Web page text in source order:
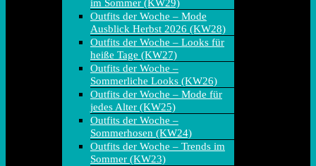
im Sommer (KW29)
Outfits der Woche – Mode
Ausblick Herbst 2026 (KW28)
Outfits der Woche – Looks für
heiße Tage (KW27)
Outfits der Woche –
Sommerliche Looks (KW26)
Outfits der Woche – Mode für
jedes Alter (KW25)
Outfits der Woche –
Sommerhosen (KW24)
Outfits der Woche – Trends im
Sommer (KW23)